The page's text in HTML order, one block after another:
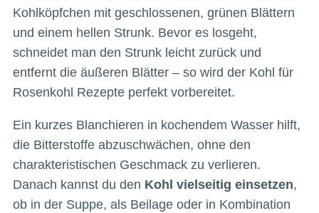
Kohlköpfchen mit geschlossenen, grünen Blättern
und einem hellen Strunk. Bevor es losgeht,
schneidet man den Strunk leicht zurück und
entfernt die äußeren Blätter – so wird der Kohl für
Rosenkohl Rezepte perfekt vorbereitet.
Ein kurzes Blanchieren in kochendem Wasser hilft,
die Bitterstoffe abzuschwächen, ohne den
charakteristischen Geschmack zu verlieren.
Danach kannst du den Kohl vielseitig einsetzen,
ob in der Suppe, als Beilage oder in Kombination